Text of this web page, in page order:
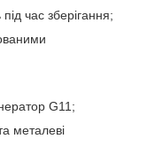
час зберігання;
G11;
металеві